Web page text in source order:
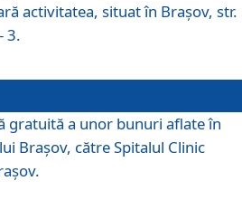
activitatea, situat în Braşov, str.
3.
gratuită a unor bunuri aflate în
Braşov, către Spitalul Clinic